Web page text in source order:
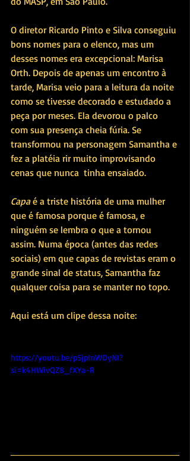
O diretor Ricardo Pinto e Silva conseguiu
bons nomes para o elenco, mas um
desses nomes era excepcional: Marisa
Orth. Depois de apenas um encontro à
tarde, Marisa veio para a leitura da noite
como se tivesse decorado e estudado a
peça por meses. Ela devorou o palco
com sua presença cheia fúria. Se
transformou na personagem Samantha e
fez a platéia rir muito improvisando
cenas que nunca  tinha ensaiado.
Capa é a triste história de uma mulher
que é famosa porque é famosa, e
ninguém se lembra o que a tornou
assim. Numa época (antes das redes
sociais) em que capas de revistas eram o
grande sinal de status, Samantha faz
qualquer coisa para se manter no topo.
Aqui está um clipe dessa noite:
https://youtu.be/pSjpInWDyNI?
si=k4HWivQZ8_fXYa-R